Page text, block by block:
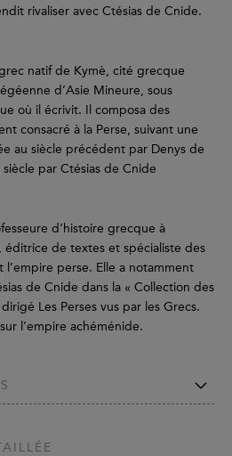
rivaliser avec Ctésias de Cnide.
natif de Kymè, cité grecque
d’Asie Mineure, sous
où il écrivit. Il composa des
consacré à la Perse, suivant une
au siècle précédent par Denys de
par Ctésias de Cnide
d’histoire grecque à
éditrice de textes et spécialiste des
perse. Elle a notamment
de Cnide dans la « Collection des
Les Perses vus par les Grecs.
l’empire achéménide.